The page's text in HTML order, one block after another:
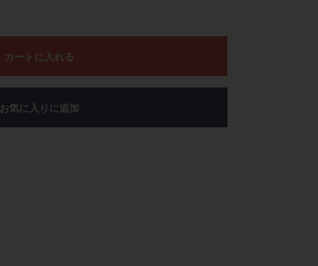
カートに入れる
お気に入りに追加